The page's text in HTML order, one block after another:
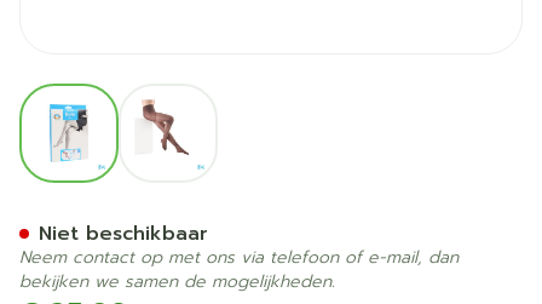
View larger image
Niet beschikbaar
Neem contact op met ons via telefoon of e-mail, dan
bekijken we samen de mogelijkheden.